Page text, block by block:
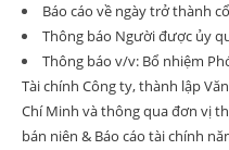
Báo cáo về ngày trở thành
Thông báo Người được ủy
Thông báo v/v: Bổ nhiệm
Tài chính Công ty, thành lập
Chí Minh và thông qua đơn vị
bán niên & Báo cáo tài chính